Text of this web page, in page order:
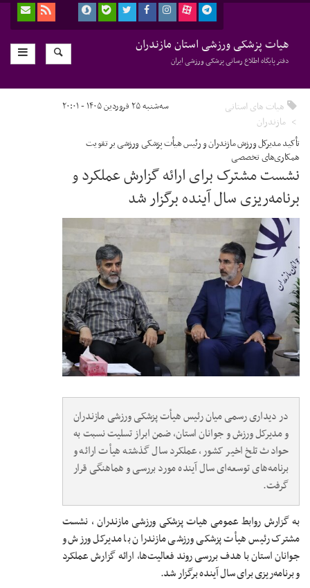
هیات پزشکی ورزشی استان مازندران
دفتر پایگاه اطلاع رسانی پزشکی ورزشی ایران
هیات های استانی
مازندران
سه‌شنبه ۲۵ فروردین ۱۴۰۵ - ۲۰:۰۱
تأکید مدیرکل ورزش مازندران و رئیس هیأت پزشکی ورزشی بر تقویت
همکاری‌های تخصصی
نشست مشترک برای ارائه گزارش عملکرد و
برنامه‌ریزی سال آینده برگزار شد
در دیداری رسمی میان رئیس هیأت پزشکی ورزشی مازندران
و مدیرکل ورزش و جوانان استان، ضمن ابراز تسلیت نسبت به
حوادث تلخ اخیر کشور، عملکرد سال گذشته هیأت ارائه و
برنامه‌های توسعه‌ای سال آینده مورد بررسی و هماهنگی قرار
گرفت.
به گزارش روابط عمومی هیات پزشکی ورزشی مازندران ، نشست
مشترک رئیس هیأت پزشکی ورزشی مازندران با مدیرکل ورزش و
جوانان استان با هدف بررسی روند فعالیت‌ها، ارائه گزارش عملکرد
و برنامه‌ریزی برای سال آینده برگزار شد.